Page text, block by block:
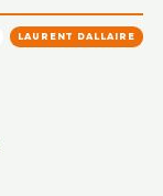
LAURENT DALLAIRE